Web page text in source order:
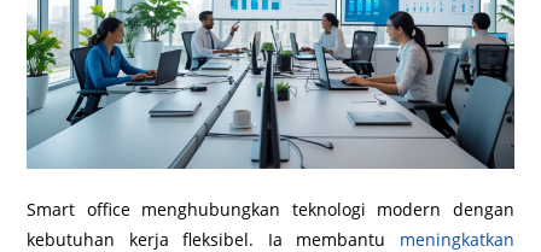
Smart office menghubungkan teknologi modern dengan
kebutuhan kerja fleksibel. Ia membantu meningkatkan